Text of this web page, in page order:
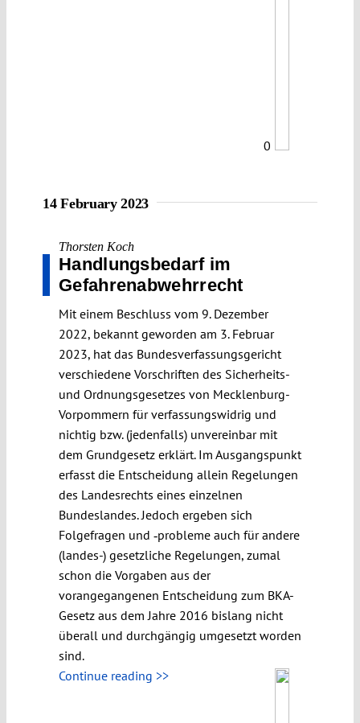
0
14 February 2023
Thorsten Koch
Handlungsbedarf im
Gefahrenabwehrrecht
Mit einem Beschluss vom 9. Dezember
2022, bekannt geworden am 3. Februar
2023, hat das Bundesverfassungsgericht
verschiedene Vorschriften des Sicherheits-
und Ordnungsgesetzes von Mecklenburg-
Vorpommern für verfassungswidrig und
nichtig bzw. (jedenfalls) unvereinbar mit
dem Grundgesetz erklärt. Im Ausgangspunkt
erfasst die Entscheidung allein Regelungen
des Landesrechts eines einzelnen
Bundeslandes. Jedoch ergeben sich
Folgefragen und ‑probleme auch für andere
(landes-) gesetzliche Regelungen, zumal
schon die Vorgaben aus der
vorangegangenen Entscheidung zum BKA-
Gesetz aus dem Jahre 2016 bislang nicht
überall und durchgängig umgesetzt worden
sind.
Continue reading >>